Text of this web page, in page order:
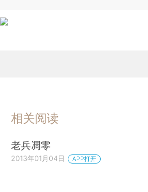
相关阅读
老兵凋零
2013年01月04日 APP打开